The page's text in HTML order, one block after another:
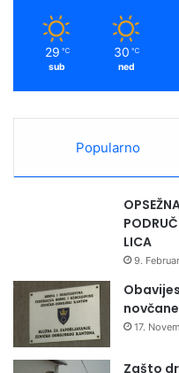
29 ℃
sub
30 ℃
ned
Popularno
LICA
9.
17.
Zašto